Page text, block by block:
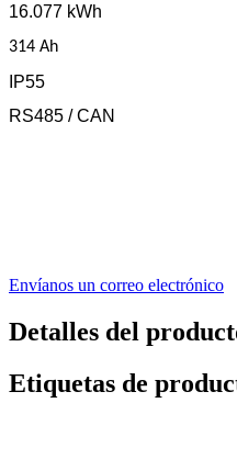
16.077 kWh
314 Ah
IP55
RS485 / CAN
Envíanos un correo electrónico
Detalles del
Etiquetas de